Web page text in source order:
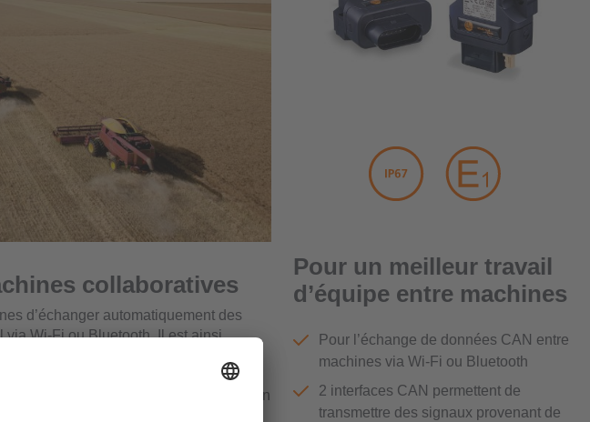
collaboratives
d’échanger automatiquement des
via Wi-Fi ou Bluetooth. Il est ainsi
les vitesses et les sens de circulation
informations, comme la capacité
à optimiser les processus d’évacuation
Pour un meilleur travail
d’équipe entre machines
Pour l’échange de données CAN entre
machines via Wi-Fi ou Bluetooth
2 interfaces CAN permettent de
transmettre des signaux provenant de